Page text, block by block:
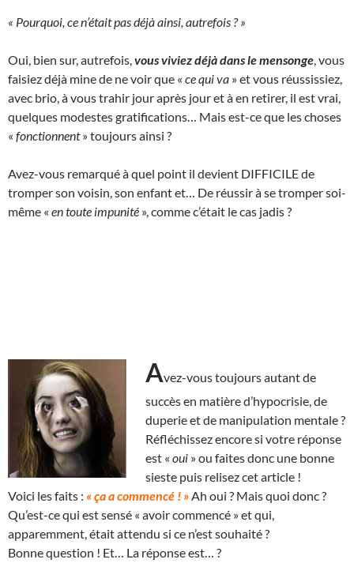
« Pourquoi, ce n’était pas déjà ainsi, autrefois ? »
Oui, bien sur, autrefois, vous viviez déjà dans le mensonge , vous
faisiez déjà mine de ne voir que « ce qui va » et vous réussissiez,
avec brio, à vous trahir jour après jour et à en retirer, il est vrai,
quelques modestes gratifications… Mais est-ce que les choses
« fonctionnent» toujours ainsi ?
Avez-vous remarqué à quel point il devient DIFFICILE de
tromper son voisin, son enfant et… De réussir à se tromper soi-
même « en toute impunité », comme c’était le cas jadis ?
Avez-vous toujours autant de
succès en matière d’hypocrisie, de
duperie et de manipulation mentale ?
Réfléchissez encore si votre réponse
est « oui » ou faites donc une bonne
sieste puis relisez cet article !
Voici les faits : « ça a commencé ! » Ah oui ? Mais quoi donc ?
Qu’est-ce qui est sensé « avoir commencé » et qui,
apparemment, était attendu si ce n’est souhaité ?
Bonne question ! Et… La réponse est… ?